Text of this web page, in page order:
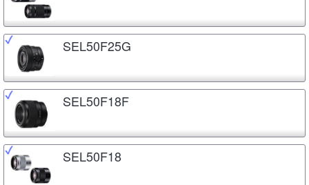
SEL50F25G
SEL50F18F
SEL50F18